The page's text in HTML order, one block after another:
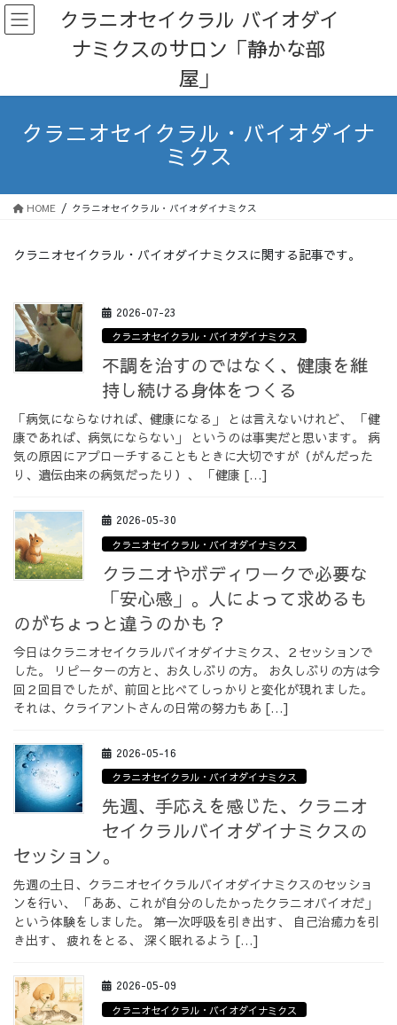
コ
ン
へ
ナ
ビ
ョ
クラニオセイクラル バイオダイ
ナミクスのサロン「静かな部
屋」
クラニオセイクラル・バイオダイナ
ミクス
HOME クラニオセイクラル・バイオダイナミクス
クラニオセイクラル・バイオダイナミクスに関する記事です。
2026-07-23
クラニオセイクラル・バイオダイナミクス
不調を治すのではなく、健康を維
持し続ける身体をつくる
「病気にならなければ、健康になる」 とは言えないけれど、 「健
康であれば、病気にならない」 というのは事実だと思います。 病
気の原因にアプローチすることもときに大切ですが（がんだった
り、遺伝由来の病気だったり）、 「健康 […]
2026-05-30
クラニオセイクラル・バイオダイナミクス
クラニオやボディワークで必要な
「安心感」。人によって求めるも
のがちょっと違うのかも？
今日はクラニオセイクラルバイオダイナミクス、２セッションで
した。 リピーターの方と、お久しぶりの方。 お久しぶりの方は今
回２回目でしたが、前回と比べてしっかりと変化が現れました。
それは、クライアントさんの日常の努力もあ […]
2026-05-16
クラニオセイクラル・バイオダイナミクス
先週、手応えを感じた、クラニオ
セイクラルバイオダイナミクスの
セッション。
先週の土日、クラニオセイクラルバイオダイナミクスのセッショ
ンを行い、 「ああ、これが自分のしたかったクラニオバイオだ」
という体験をしました。 第一次呼吸を引き出す、 自己治癒力を引
き出す、 疲れをとる、 深く眠れるよう […]
2026-05-09
クラニオセイクラル・バイオダイナミクス